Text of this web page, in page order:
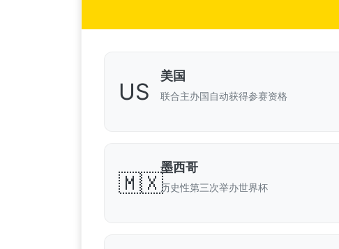
US
美国
联合主办国自动获得参赛资格
🇲🇽
墨西哥
历史性第三次举办世界杯